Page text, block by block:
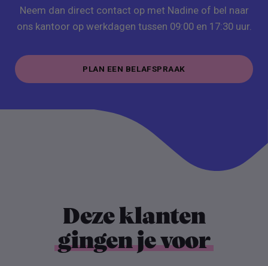
Neem dan direct contact op met Nadine of bel naar
ons kantoor op werkdagen tussen 09:00 en 17:30 uur.
PLAN EEN BELAFSPRAAK
Deze klanten
gingen je voor